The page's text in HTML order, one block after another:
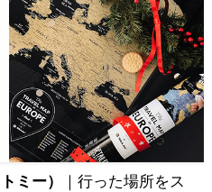
ミー）
｜行った場所をス